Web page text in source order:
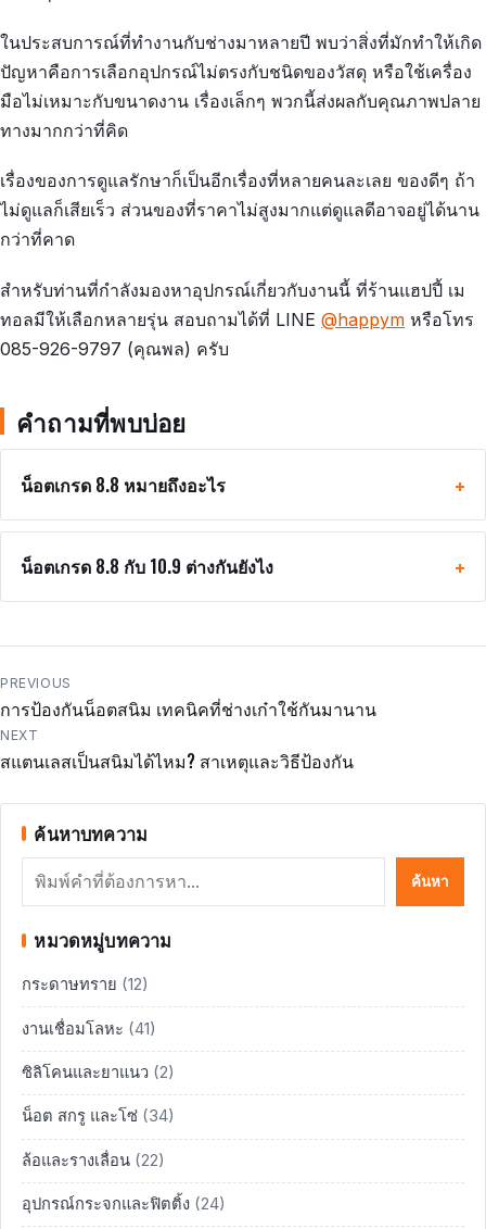
ในประสบการณ์ที่ทำงานกับช่างมาหลายปี พบว่าสิ่งที่มักทำให้เกิด
ปัญหาคือการเลือกอุปกรณ์ไม่ตรงกับชนิดของวัสดุ หรือใช้เครื่อง
มือไม่เหมาะกับขนาดงาน เรื่องเล็กๆ พวกนี้ส่งผลกับคุณภาพปลาย
ทางมากกว่าที่คิด
เรื่องของการดูแลรักษาก็เป็นอีกเรื่องที่หลายคนละเลย ของดีๆ ถ้า
ไม่ดูแลก็เสียเร็ว ส่วนของที่ราคาไม่สูงมากแต่ดูแลดีอาจอยู่ได้นาน
กว่าที่คาด
สำหรับท่านที่กำลังมองหาอุปกรณ์เกี่ยวกับงานนี้ ที่ร้านแฮปปี้ เม
ทอลมีให้เลือกหลายรุ่น สอบถามได้ที่ LINE @happym หรือโทร
085-926-9797 (คุณพล) ครับ
คำถามที่พบบ่อย
น็อตเกรด 8.8 หมายถึงอะไร
น็อตเกรด 8.8 กับ 10.9 ต่างกันยังไง
แนะแนว
เรื่อง
PREVIOUS
การป้องกันน็อตสนิม เทคนิคที่ช่างเก๋าใช้กันมานาน
NEXT
สแตนเลสเป็นสนิมได้ไหม? สาเหตุและวิธีป้องกัน
ค้นหาบทความ
ค้นหา ค้นหา
หมวดหมู่บทความ
กระดาษทราย (12)
งานเชื่อมโลหะ (41)
ซิลิโคนและยาแนว (2)
น็อต สกรู และโซ่ (34)
ล้อและรางเลื่อน (22)
อุปกรณ์กระจกและฟิตติ้ง (24)